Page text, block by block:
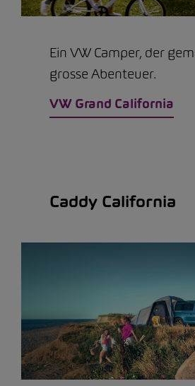
Ein VW Camper, der
grosse Abenteuer.
VW Grand California
Caddy California